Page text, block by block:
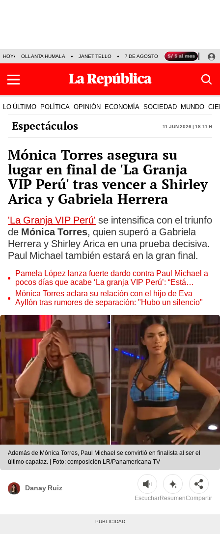
HOY OLLANTA HUMALA JANET TELLO 7 DE AGOSTO TINKA RESULTADOS
LO ÚLTIMO POLÍTICA OPINIÓN ECONOMÍA SOCIEDAD MUNDO
Espectáculos 11 Jun 2026 | 18:11 h
Mónica Torres asegura su
lugar en final de 'La Granja
VIP Perú' tras vencer a Shirley
Arica y Gabriela Herrera
'La Granja VIP Perú' se intensifica con el triunfo
de Mónica Torres, quien superó a Gabriela
Herrera y Shirley Arica en una prueba decisiva.
Paul Michael también estará en la gran final.
Pamela López lanza fuerte dardo contra Paul Michael a
pocos días que acabe ‘La granja VIP Perú’: “Está
desubicado por estar en la final”
Mónica Torres aclara su relación con el hijo de Eva
Ayllón tras rumores de separación: "Hubo un silencio"
Además de Mónica Torres, Paul Michael se convirtió en finalista al ser el
último capataz. | Foto: composición LR/Panamericana TV
Danay Ruiz
EscucharResumenCompartir